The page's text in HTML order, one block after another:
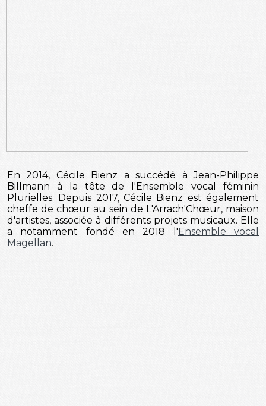
En 2014, Cécile Bienz a succédé à Jean-Philippe
Billmann à la tête de l'Ensemble vocal féminin
Plurielles. Depuis 2017, Cécile Bienz est également
cheffe de chœur au sein de L'Arrach'Chœur, maison
d'artistes, associée à différents projets musicaux. Elle
a notamment fondé en 2018 l'Ensemble vocal
Magellan.